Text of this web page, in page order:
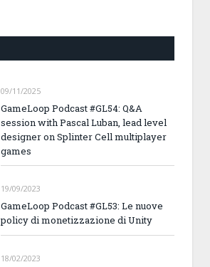
09/11/2025
GameLoop Podcast #GL54: Q&A
session with Pascal Luban, lead level
designer on Splinter Cell multiplayer
games
19/09/2023
GameLoop Podcast #GL53: Le nuove
policy di monetizzazione di Unity
18/02/2023